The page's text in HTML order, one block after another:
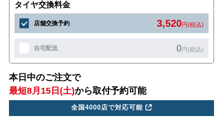
タイヤ交換料金
店舗交換予約 3,520円(税込)
自宅配送 0円(税込)
本日中のご注文で
最短8月15日(土)から取付予約可能
全国4000店で対応可能